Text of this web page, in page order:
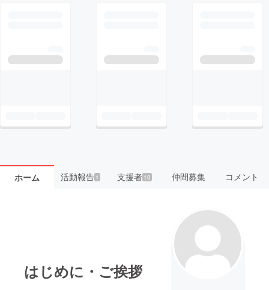
ホーム 活動報告1 支援者 10 仲間募集 コメント
はじめに・ご挨拶